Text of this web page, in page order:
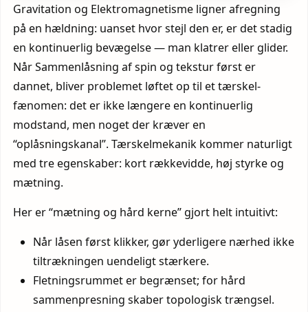
Gravitation og Elektromagnetisme ligner afregning
på en hældning: uanset hvor stejl den er, er det stadig
en kontinuerlig bevægelse — man klatrer eller glider.
Når Sammenlåsning af spin og tekstur først er
dannet, bliver problemet løftet op til et tærskel-
fænomen: det er ikke længere en kontinuerlig
modstand, men noget der kræver en
“oplåsningskanal”. Tærskelmekanik kommer naturligt
med tre egenskaber: kort rækkevidde, høj styrke og
mætning.
Her er “mætning og hård kerne” gjort helt intuitivt:
Når låsen først klikker, gør yderligere nærhed ikke
tiltrækningen uendeligt stærkere.
Fletningsrummet er begrænset; for hård
sammenpresning skaber topologisk trængsel.